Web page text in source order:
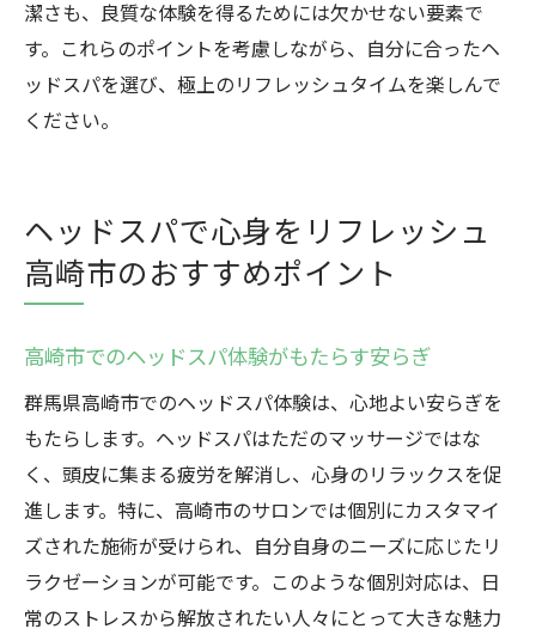
潔さも、良質な体験を得るためには欠かせない要素で
す。これらのポイントを考慮しながら、自分に合ったヘ
ッドスパを選び、極上のリフレッシュタイムを楽しんで
ください。
ヘッドスパで心身をリフレッシュ
高崎市のおすすめポイント
高崎市でのヘッドスパ体験がもたらす安らぎ
群馬県高崎市でのヘッドスパ体験は、心地よい安らぎを
もたらします。ヘッドスパはただのマッサージではな
く、頭皮に集まる疲労を解消し、心身のリラックスを促
進します。特に、高崎市のサロンでは個別にカスタマイ
ズされた施術が受けられ、自分自身のニーズに応じたリ
ラクゼーションが可能です。このような個別対応は、日
常のストレスから解放されたい人々にとって大きな魅力